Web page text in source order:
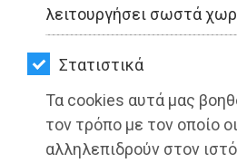
λειτουργήσει σωστά
Στατιστικά
Τα cookies αυτά μας
τον τρόπο με τον οποίο
αλληλεπιδρούν στον
ΥΓΕΙΑ
LIFESTYLE
ΤΑΞΙΔΙΑ
ΕΞΟΔΟΣ